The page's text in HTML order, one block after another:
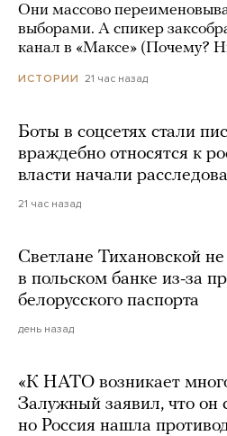
Они массово
выборами. А спикер
канал в «Максе» (Почему?
ИСТОРИИ 21 час назад
Боты в соцсетях стали
враждебно относятся к
власти начали
21 час назад
Светлане Тихановской
в польском банке из-за
белорусского паспорта
день назад
«К НАТО возникает
Залужный заявил, что он
но Россия нашла